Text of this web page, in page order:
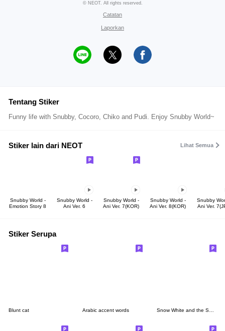
© NEOT. All rights reserved.
Catatan
Laporkan
Tentang Stiker
Funny life with Snubby, Cocoro, Chiko and Pudi. Enjoy Snubby World~
Stiker lain dari NEOT Lihat Semua
Snubby World -
Emotion Story 8
Snubby World -
Ani Ver. 6
Snubby World -
Ani Ver. 7(KOR)
Snubby World -
Ani Ver. 8(KOR)
Snubby
Ani Ver.
Stiker Serupa
Blunt cat Arabic accent words Snow White and the Seven Dwarfs